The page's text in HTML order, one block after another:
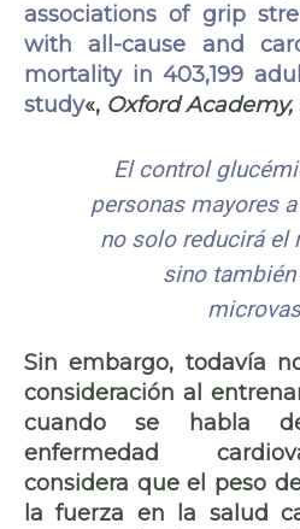
associations of grip
with all-cause and
mortality in 403,199
study«, Oxford
El control
personas mayores
no solo reducirá el
sino
Sin embargo, todavía
consideración al
cuando se habla
enfermedad
considera que el peso
la fuerza en la salud